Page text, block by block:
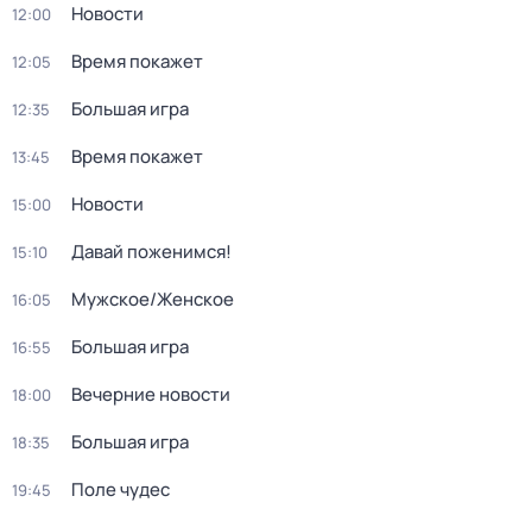
12:00 Новости
12:05 Время покажет
12:35 Большая игра
13:45 Время покажет
15:00 Новости
15:10 Давай поженимся!
16:05 Мужское/Женское
16:55 Большая игра
18:00 Вечерние новости
18:35 Большая игра
19:45 Поле чудес